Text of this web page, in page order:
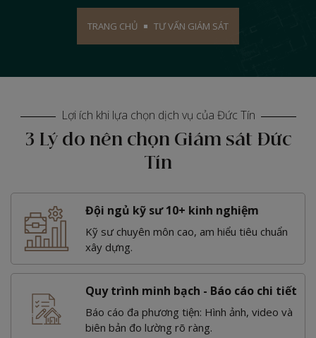
TRANG CHỦ TƯ VẤN GIÁM SÁT
Lợi ích khi lựa chọn dịch vụ của Đức Tín
3 Lý do nên chọn Giám sát Đức
Tín
Đội ngủ kỹ sư 10+ kinh nghiệm
Kỹ sư chuyên môn cao, am hiểu tiêu chuẩn
xây dựng.
Quy trình minh bạch - Báo cáo chi tiết
Báo cáo đa phương tiện: Hình ảnh, video và
biên bản đo lường rõ ràng.